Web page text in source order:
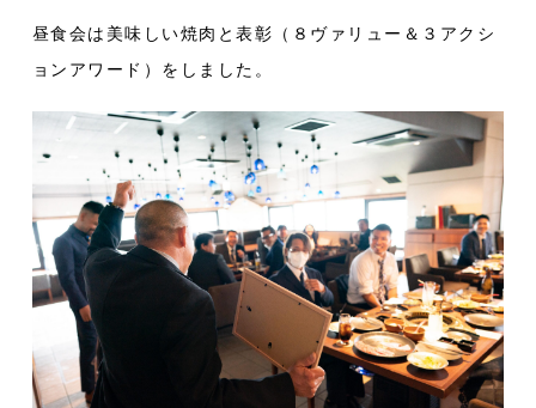
昼食会は美味しい焼肉と表彰（８ヴァリュー＆３アクシ
ョンアワード）をしました。